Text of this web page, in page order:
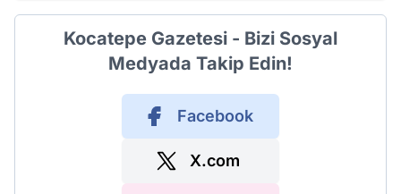
Kocatepe Gazetesi - Bizi Sosyal
Medyada Takip Edin!
Facebook
X.com